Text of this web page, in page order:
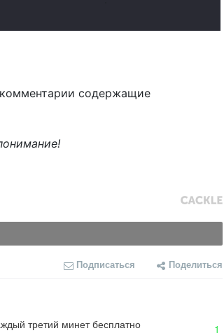
содержащие
Подписаться Поделиться
третий минет бесплатно 1